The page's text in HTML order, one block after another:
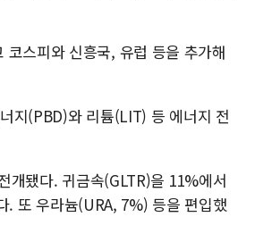
스피와 신흥국, 유럽 등을 추가해
지(PBD)와 리튬(LIT) 등 에너지 전
개됐다. 귀금속(GLTR)을 11%에서
. 또 우라늄(URA, 7%) 등을 편입했